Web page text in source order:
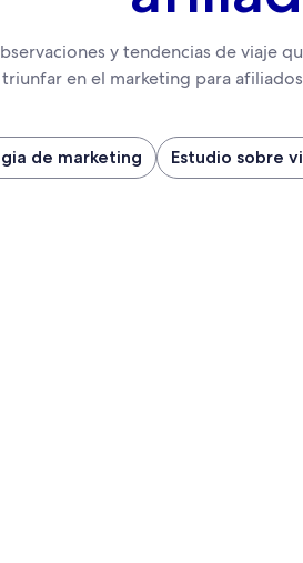
y tendencias de viaje
triunfar en el marketing para
de marketing Estudio sobre